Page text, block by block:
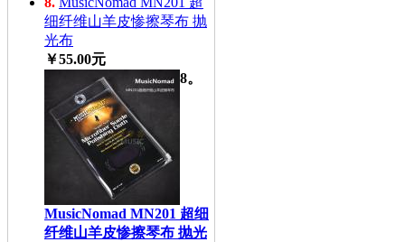
细纤维山羊皮惨擦琴布 抛
光布
￥55.00元
8。
MusicNomad MN201 超细
纤维山羊皮惨擦琴布 抛光